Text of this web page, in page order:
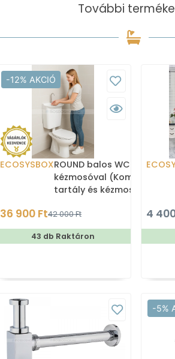
További
-12% AKCIÓ
ECOSYSBOXROUND balos WC tartály
kézmosóval (Kombi WC
tartály és kézmosó)
36 900 Ft42 000 Ft
43 db Raktáron
4
-5%